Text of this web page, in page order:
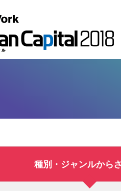
種別・ジャンルから